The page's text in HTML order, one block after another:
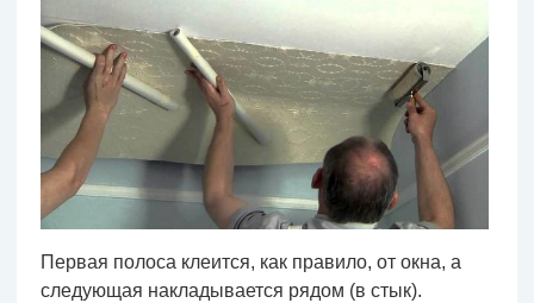
Первая полоса клеится, как правило, от окна, а
следующая накладывается рядом (в стык).